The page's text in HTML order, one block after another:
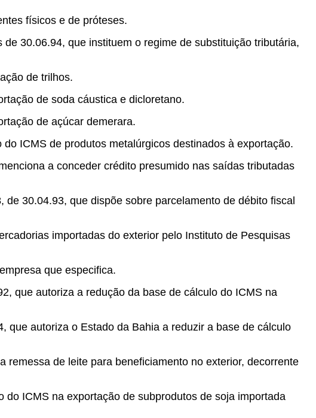
físicos e de próteses.
30.06.94, que instituem o regime de substituição tributária,
de trilhos.
de soda cáustica e dicloretano.
de açúcar demerara.
ICMS de produtos metalúrgicos destinados à exportação.
a conceder crédito presumido nas saídas tributadas
30.04.93, que dispõe sobre parcelamento de débito fiscal
importadas do exterior pelo Instituto de Pesquisas
que especifica.
que autoriza a redução da base de cálculo do ICMS na
que autoriza o Estado da Bahia a reduzir a base de cálculo
de leite para beneficiamento no exterior, decorrente
ICMS na exportação de subprodutos de soja importada